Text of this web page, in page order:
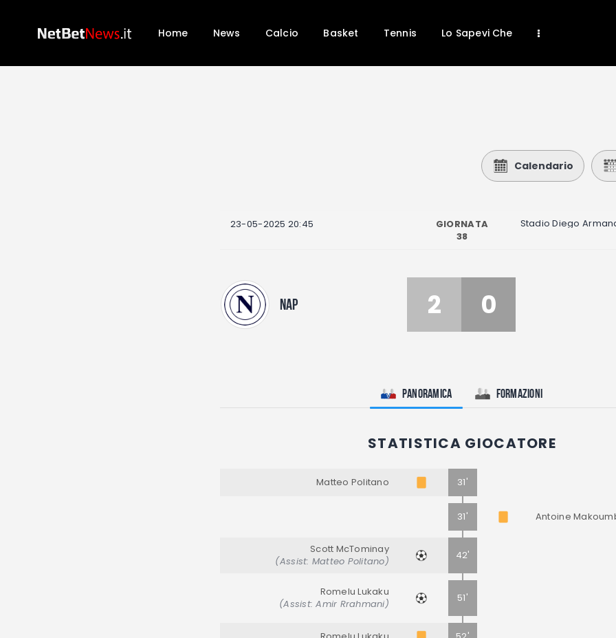
Home News Calcio Basket Tennis Lo Sapevi Che
I consigli di Giulia
Calendario
23-05-2025 20:45
GIORNATA
38
Stadio Diego
NAP 2 0
Panoramica Formazioni
STATISTICA GIOCATORE
Matteo Politano 31'
31' Antoine
Scott McTominay
(Assist: Matteo Politano)
42'
Romelu Lukaku
(Assist: Amir Rrahmani)
51'